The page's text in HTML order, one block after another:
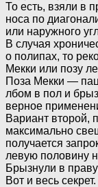
То есть, взяли в
носа по
или наружного
В случая
о полипах, то
Мекки или позу
Поза Мекки —
лбом в пол и
верное
Вариант второй,
максимально
получается
левую половину
Брызнули в
Вот и весь секрет.